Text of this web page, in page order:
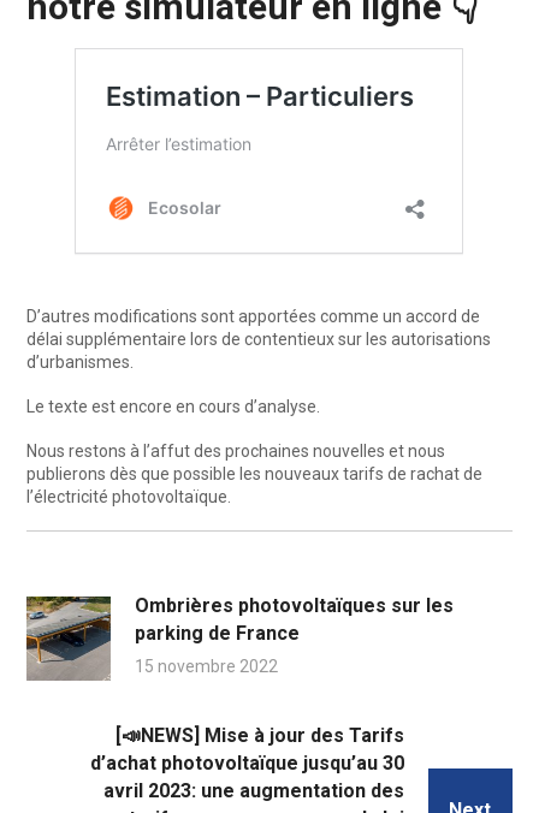
D’autres modifications sont apportées comme un accord de
délai supplémentaire lors de contentieux sur les autorisations
d’urbanismes.
Le texte est encore en cours d’analyse.
Nous restons à l’affut des prochaines nouvelles et nous
publierons dès que possible les nouveaux tarifs de rachat de
l’électricité photovoltaïque.
Ombrières photovoltaïques sur les
parking de France
15 novembre 2022
[📣NEWS] Mise à jour des Tarifs
d’achat photovoltaïque jusqu’au 30
avril 2023: une augmentation des